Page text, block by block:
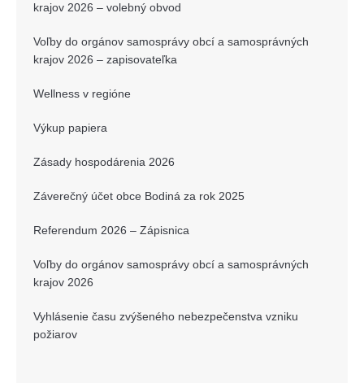
krajov 2026 – volebný obvod
Voľby do orgánov samosprávy obcí a samosprávných
krajov 2026 – zapisovateľka
Wellness v regióne
Výkup papiera
Zásady hospodárenia 2026
Záverečný účet obce Bodiná za rok 2025
Referendum 2026 – Zápisnica
Voľby do orgánov samosprávy obcí a samosprávných
krajov 2026
Vyhlásenie času zvýšeného nebezpečenstva vzniku
požiarov